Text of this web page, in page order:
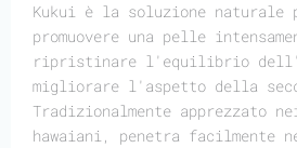
Kukui è la soluzione naturale
promuovere una pelle
ripristinare l'equilibrio
migliorare l'aspetto della
Tradizionalmente apprezzato
hawaiani, penetra facilmente